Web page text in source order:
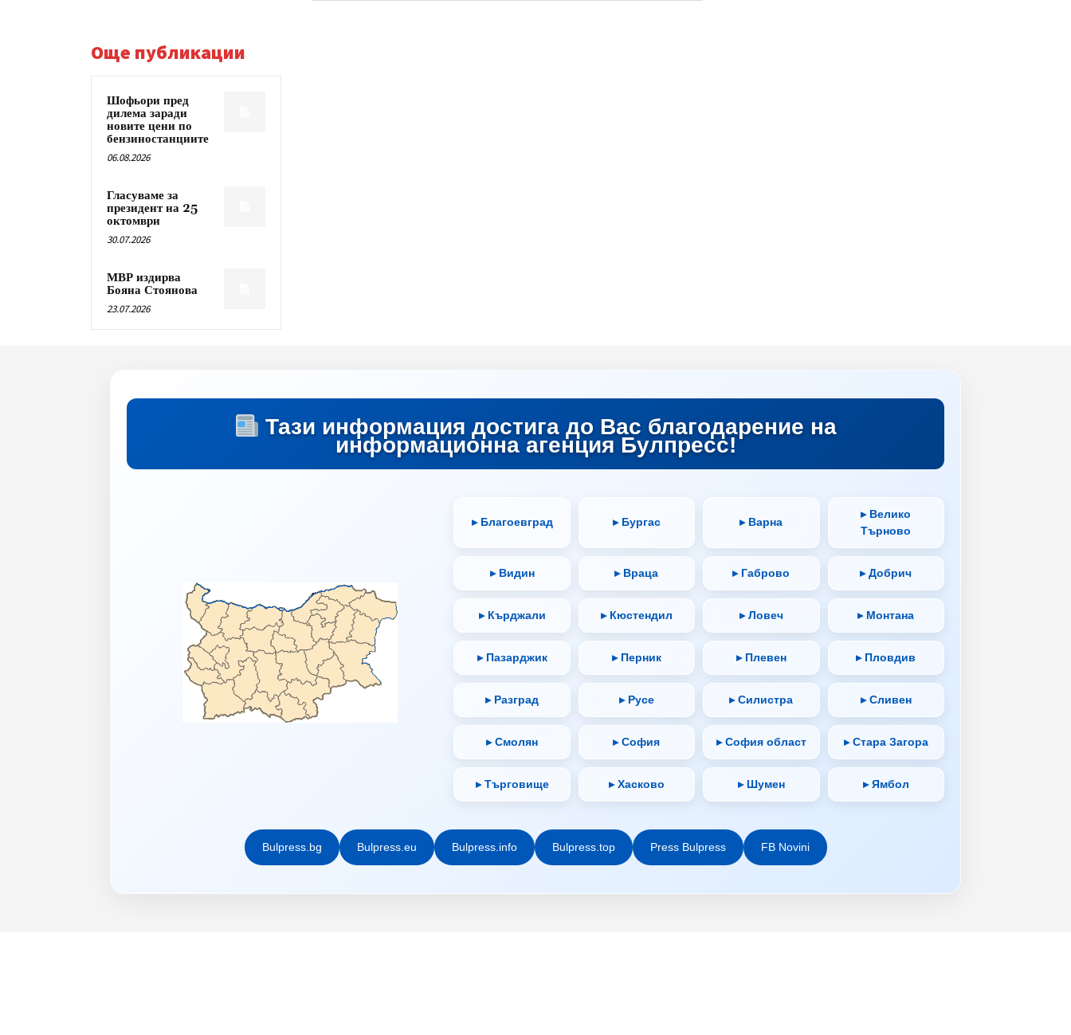
Още публикации
Шофьори пред
дилема заради
новите цени по
бензиностанциите
06.08.2026
Гласуваме за
президент на 25
октомври
30.07.2026
МВР издирва
Бояна Стоянова
23.07.2026
Тази информация достига до Вас благодарение на
информационна агенция Булпресс!
▸ Благоевград ▸ Бургас ▸ Варна
▸ Велико
Търново
▸ Видин ▸ Враца ▸ Габрово ▸ Добрич
▸ Кърджали ▸ Кюстендил ▸ Ловеч ▸ Монтана
▸ Пазарджик ▸ Перник ▸ Плевен ▸ Пловдив
▸ Разград ▸ Русе ▸ Силистра ▸ Сливен
▸ Смолян ▸ София ▸ София област ▸ Стара Загора
▸ Търговище ▸ Хасково ▸ Шумен ▸ Ямбол
Bulpress.bg Bulpress.eu Bulpress.info Bulpress.top Press Bulpress FB Novini